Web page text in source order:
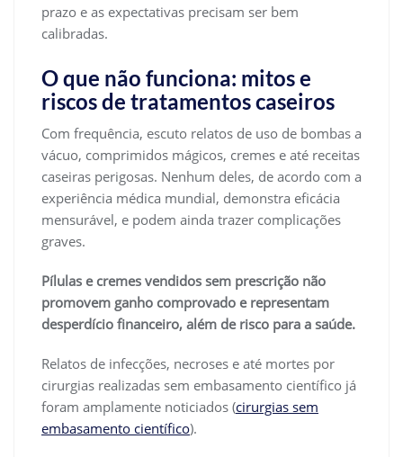
prazo e as expectativas precisam ser bem
calibradas.
O que não funciona: mitos e
riscos de tratamentos caseiros
Com frequência, escuto relatos de uso de bombas a
vácuo, comprimidos mágicos, cremes e até receitas
caseiras perigosas. Nenhum deles, de acordo com a
experiência médica mundial, demonstra eficácia
mensurável, e podem ainda trazer complicações
graves.
Pílulas e cremes vendidos sem prescrição não
promovem ganho comprovado e representam
desperdício financeiro, além de risco para a saúde.
Relatos de infecções, necroses e até mortes por
cirurgias realizadas sem embasamento científico já
foram amplamente noticiados (cirurgias sem
embasamento científico).